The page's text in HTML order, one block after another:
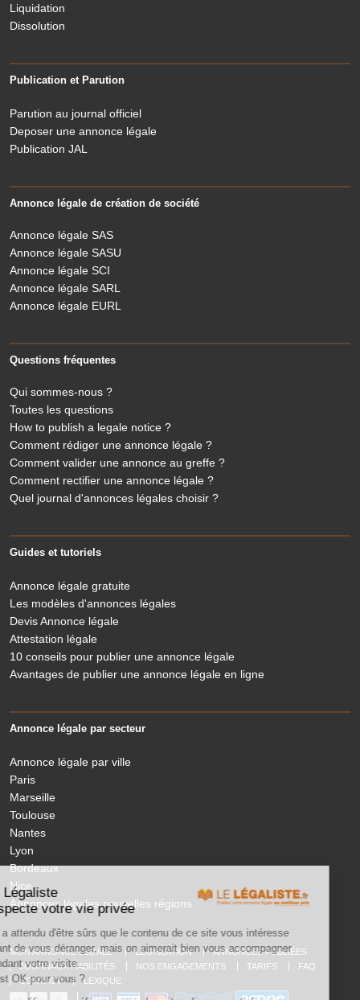
Le Légaliste
respecte votre vie privée
On a attendu d'être sûrs que le contenu de ce site vous intéresse
avant de vous déranger, mais on aimerait bien vous accompagner
pendant votre visite...
C'est OK pour vous ?
Liquidation
Dissolution
Publication et Parution
Parution au journal officiel
Deposer une annonce légale
Publication JAL
Annonce légale de création de société
Annonce légale SAS
Annonce légale SASU
Annonce légale SCI
Annonce légale SARL
Annonce légale EURL
Questions fréquentes
Qui sommes-nous ?
Toutes les questions
How to publish a legale notice ?
Comment rédiger une annonce légale ?
Comment valider une annonce au greffe ?
Comment rectifier une annonce légale ?
Quel journal d'annonces légales choisir ?
Guides et tutoriels
Annonce légale gratuite
Les modèles d'annonces légales
Devis Annonce légale
Attestation légale
10 conseils pour publier une annonce légale
Avantages de publier une annonce légale en ligne
Annonce légale par secteur
Annonce légale par ville
Paris
Marseille
Toulouse
Nantes
Lyon
Bordeaux
Nice
Annonces légales nouvelles régions
MON ANNONCE LEGALE LÉGISLATION
ANNONCES PUBLIÉES
JOURNAUX HABILITÉS
NOS ENGAGEMENTS TARIFS
FAQ
CONTACT
LEXIQUE